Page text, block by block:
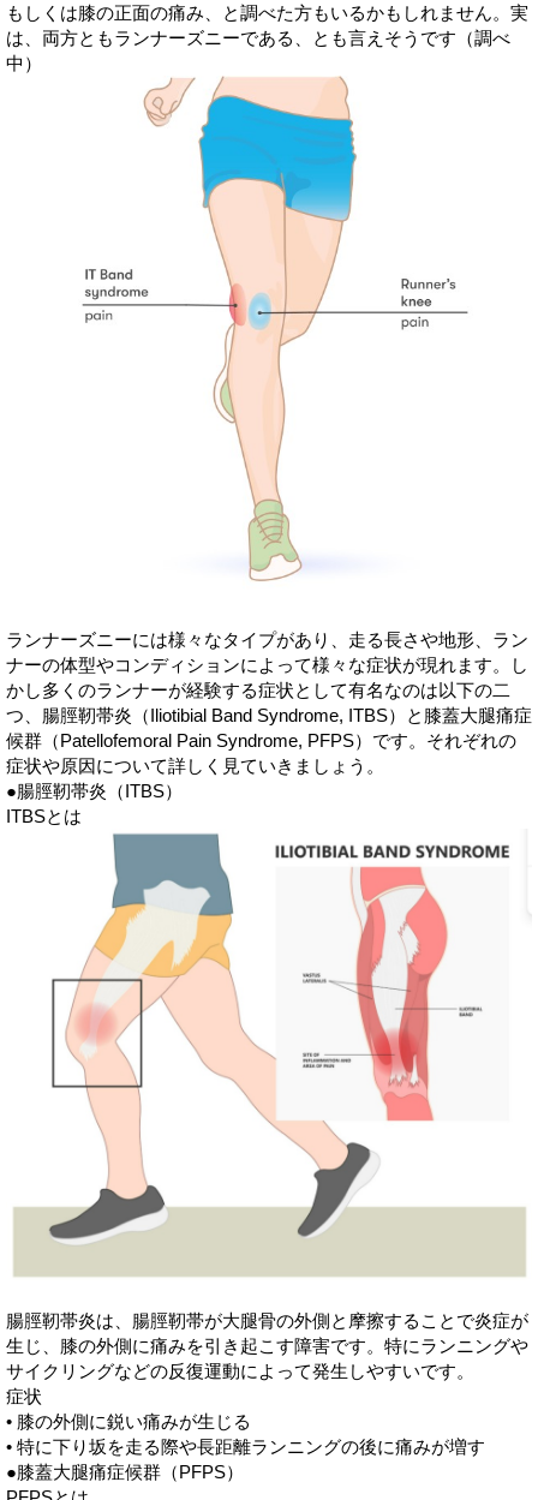
もしくは膝の正面の痛み、と調べた方もいるかもしれません。実
は、両方ともランナーズニーである、とも言えそうです（調べ
中）
ランナーズニーには様々なタイプがあり、走る長さや地形、ラン
ナーの体型やコンディションによって様々な症状が現れます。し
かし多くのランナーが経験する症状として有名なのは以下の二
つ、腸脛靭帯炎（Iliotibial Band Syndrome, ITBS）と膝蓋大腿痛症
候群（Patellofemoral Pain Syndrome, PFPS）です。それぞれの
症状や原因について詳しく見ていきましょう。
●腸脛靭帯炎（ITBS）
ITBSとは
腸脛靭帯炎は、腸脛靭帯が大腿骨の外側と摩擦することで炎症が
生じ、膝の外側に痛みを引き起こす障害です。特にランニングや
サイクリングなどの反復運動によって発生しやすいです。
症状
• 膝の外側に鋭い痛みが生じる
• 特に下り坂を走る際や長距離ランニングの後に痛みが増す
●膝蓋大腿痛症候群（PFPS）